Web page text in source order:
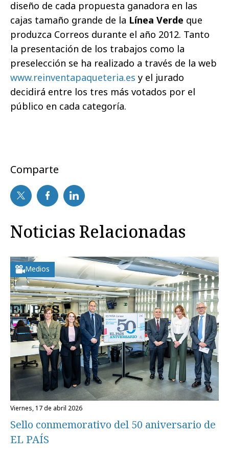
diseño de cada propuesta ganadora en las
cajas tamaño grande de la Línea Verde que
produzca Correos durante el año 2012. Tanto
la presentación de los trabajos como la
preselección se ha realizado a través de la web
www.reinventapaqueteria.es y el jurado
decidirá entre los tres más votados por el
público en cada categoría.
Comparte
Noticias Relacionadas
Medios
viernes, 17 de abril 2026
Sello conmemorativo del 50 aniversario de
EL PAÍS